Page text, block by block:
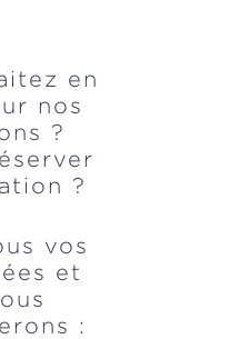
en
nos
?
?
vos
et
: